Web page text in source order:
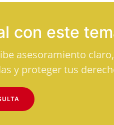
con este
asesoramiento
y proteger tus